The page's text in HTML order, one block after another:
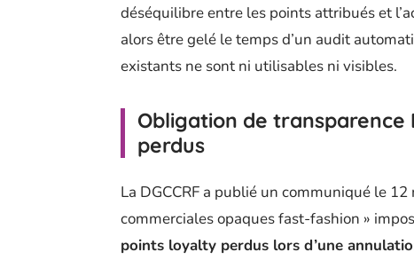
déséquilibre entre les points attribués et
alors être gelé le temps d’un audit
existants ne sont ni utilisables ni visibles.
Obligation de transparence
perdus
La DGCCRF a publié un communiqué le
commerciales opaques fast-fashion »
points loyalty perdus lors d’une